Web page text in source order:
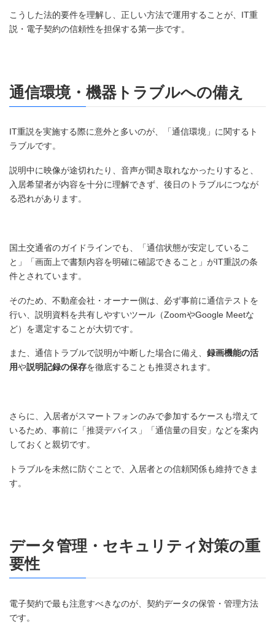
こうした法的要件を理解し、正しい方法で運用することが、IT重
説・電子契約の信頼性を担保する第一歩です。
通信環境・機器トラブルへの備え
IT重説を実施する際に意外と多いのが、「通信環境」に関するト
ラブルです。
説明中に映像が途切れたり、音声が聞き取れなかったりすると、
入居希望者が内容を十分に理解できず、後日のトラブルにつなが
る恐れがあります。
国土交通省のガイドラインでも、「通信状態が安定しているこ
と」「画面上で書類内容を明確に確認できること」がIT重説の条
件とされています。
そのため、不動産会社・オーナー側は、必ず事前に通信テストを
行い、説明資料を共有しやすいツール（ZoomやGoogle Meetな
ど）を選定することが大切です。
また、通信トラブルで説明が中断した場合に備え、 録画機能の活
用や説明記録の保存を徹底することも推奨されます。
さらに、入居者がスマートフォンのみで参加するケースも増えて
いるため、事前に「推奨デバイス」「通信量の目安」などを案内
しておくと親切です。
トラブルを未然に防ぐことで、入居者との信頼関係も維持できま
す。
データ管理・セキュリティ対策の重
要性
電子契約で最も注意すべきなのが、契約データの保管・管理方法
です。